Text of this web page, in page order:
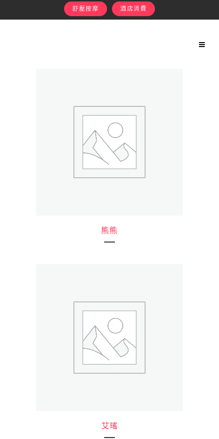
舒壓按摩 酒店消費
熊熊
艾瑤